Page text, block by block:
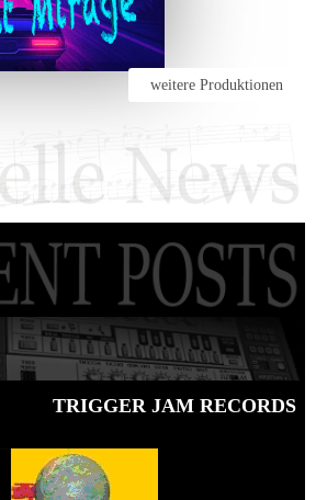
weitere Produktionen
TRIGGER JAM RECORDS